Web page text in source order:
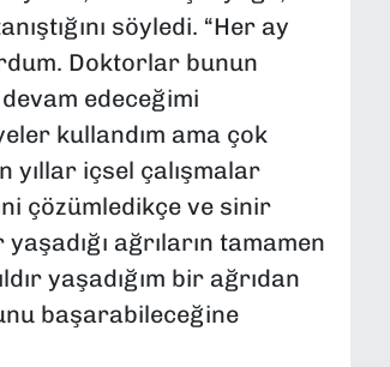
söyledi. “Her ay
Doktorlar bunun
edeceğimi
kullandım ama çok
yıllar içsel çalışmalar
çözümledikçe ve sinir
ağrıların tamamen
yaşadığım bir ağrıdan
başarabileceğine